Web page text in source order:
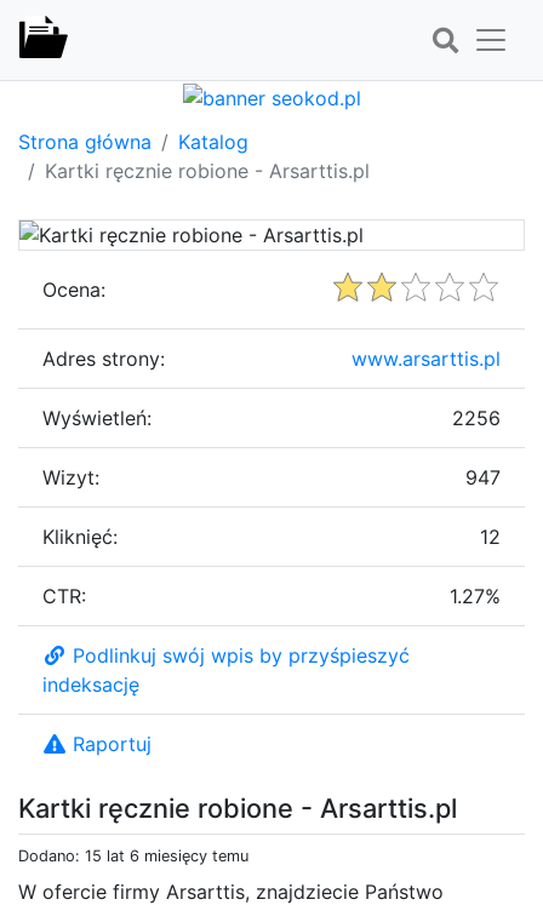
Strona główna
Katalog
Kartki ręcznie robione - Arsarttis.pl
Kartki ręcznie robione - Arsarttis.pl
Dodano: 15 lat 6 miesięcy temu
W ofercie firmy Arsarttis, znajdziecie Państwo
Ocena:
Adres strony: www.arsarttis.pl
Wyświetleń: 2256
Wizyt: 947
Kliknięć: 12
CTR: 1.27%
Podlinkuj swój wpis by przyśpieszyć
indeksację
Raportuj